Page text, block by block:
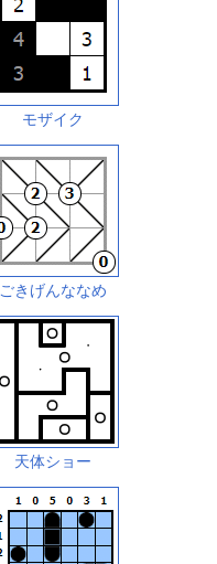
モザイク
ごきげんななめ
天体ショー